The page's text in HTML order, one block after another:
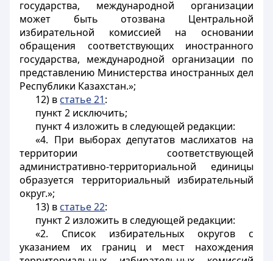
государства, международной организации
может быть отозвана Центральной
избирательной комиссией на основании
обращения соответствующих иностранного
государства, международной организации по
представлению Министерства иностранных дел
Республики Казахстан.»;
12) в статье 21:
пункт 2 исключить;
пункт 4 изложить в следующей редакции:
«4. При выборах депутатов маслихатов на
территории соответствующей
административно-территориальной единицы
образуется территориальный избирательный
округ.»;
13) в статье 22:
пункт 2 изложить в следующей редакции:
«2. Список избирательных округов с
указанием их границ и мест нахождения